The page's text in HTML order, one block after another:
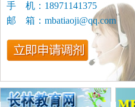
手 机：18971141375
邮 箱：mbatiaoji@qq.com